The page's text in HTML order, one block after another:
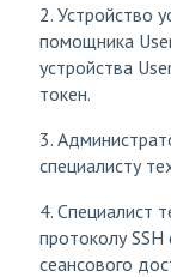
2. Устройство
помощника
устройства
токен.
3.
специалисту
4. Специалист
протоколу
сеансового